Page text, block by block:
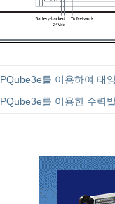
PQube3e를 이용하여 태
PQube3e를 이용한 수력